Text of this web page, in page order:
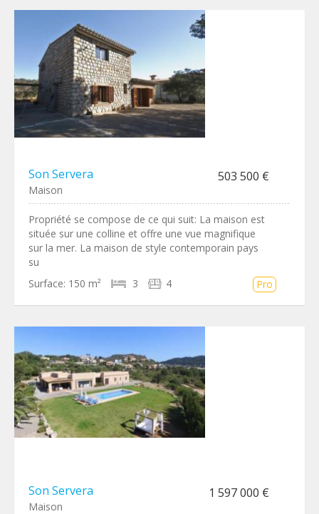
Son Servera 503 500 €
Maison
Propriété se compose de ce qui suit: La maison est
située sur une colline et offre une vue magnifique
sur la mer. La maison de style contemporain pays
su
Surface: 150 m² 3 4 Pro
Son Servera 1 597 000 €
Maison